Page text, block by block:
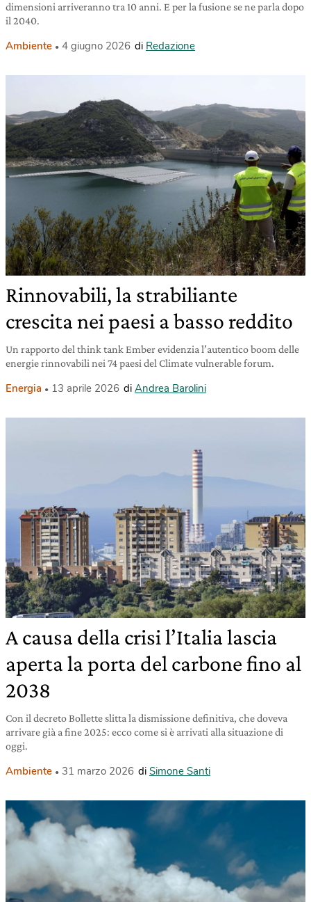
dimensioni arriveranno tra 10 anni. E per la fusione se ne parla dopo
il 2040.
Ambiente 4 giugno 2026 di Redazione
Rinnovabili, la strabiliante
crescita nei paesi a basso reddito
Un rapporto del think tank Ember evidenzia l’autentico boom delle
energie rinnovabili nei 74 paesi del Climate vulnerable forum.
Energia 13 aprile 2026 di Andrea Barolini
A causa della crisi l’Italia lascia
aperta la porta del carbone fino al
2038
Con il decreto Bollette slitta la dismissione definitiva, che doveva
arrivare già a fine 2025: ecco come si è arrivati alla situazione di
oggi.
Ambiente 31 marzo 2026 di Simone Santi